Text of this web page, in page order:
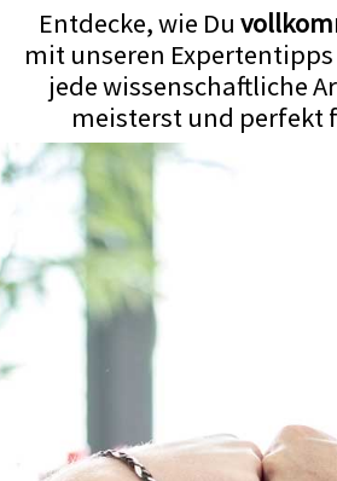
Entdecke, wie Du
mit unseren
jede wissenschaftliche
meisterst und perfekt